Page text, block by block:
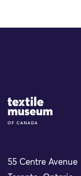
Site Logo
55 Centre Avenue